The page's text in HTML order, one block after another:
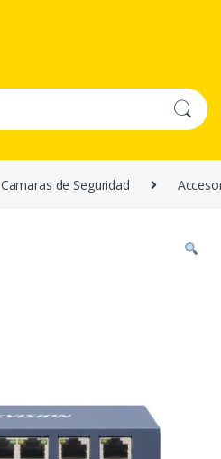
Camaras de Seguridad